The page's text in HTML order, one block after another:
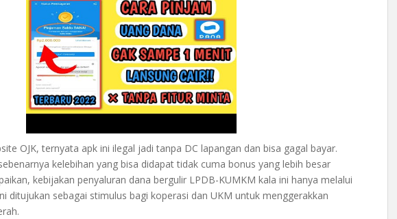
OJK, ternyata apk ini ilegal jadi tanpa DC lapangan dan bisa gagal bayar.
kelebihan yang bisa didapat tidak cuma bonus yang lebih besar
kebijakan penyaluran dana bergulir LPDB-KUMKM kala ini hanya melalui
ditujukan sebagai stimulus bagi koperasi dan UKM untuk menggerakkan